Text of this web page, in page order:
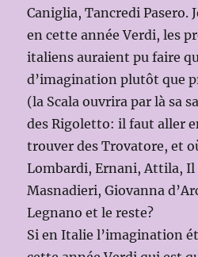
Caniglia, Tancredi Pasero.
en cette année Verdi, les
italiens auraient pu faire
d’imagination plutôt que
(la Scala ouvrira par là sa
des Rigoletto: il faut aller
trouver des Trovatore, et
Lombardi, Ernani, Attila, Il
Masnadieri, Giovanna
Legnano et le reste?
Si en Italie l’imagination